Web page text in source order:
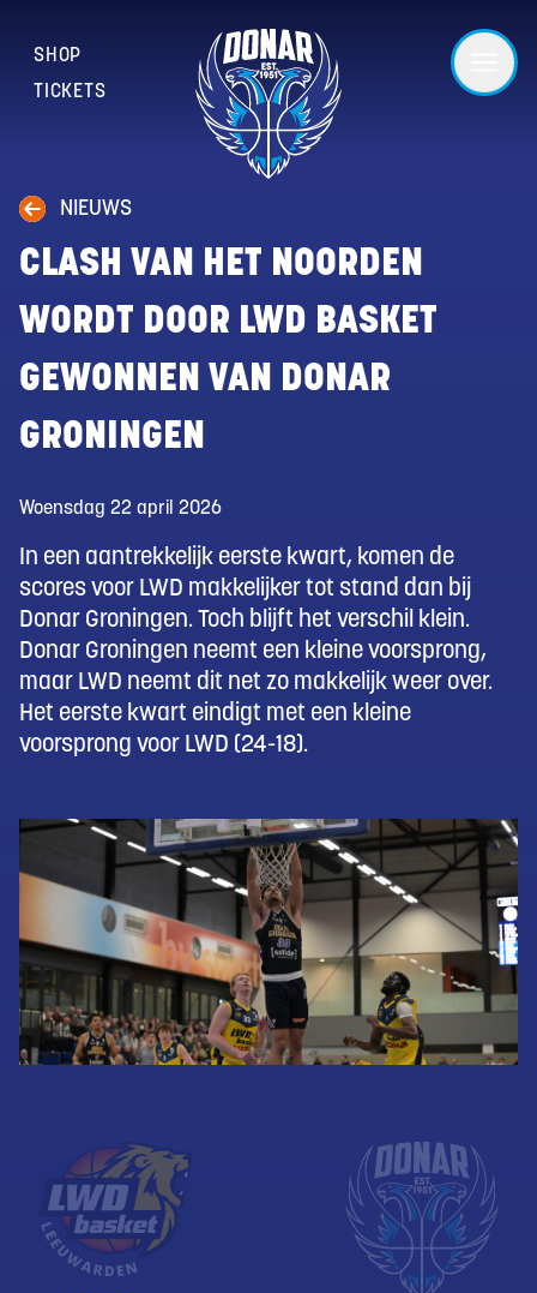
SHOP
TICKETS
NIEUWS
CLASH VAN HET NOORDEN
WORDT DOOR LWD BASKET
GEWONNEN VAN DONAR
GRONINGEN
Woensdag 22 april 2026
In een aantrekkelijk eerste kwart, komen de
scores voor LWD makkelijker tot stand dan bij
Donar Groningen. Toch blijft het verschil klein.
Donar Groningen neemt een kleine voorsprong,
maar LWD neemt dit net zo makkelijk weer over.
Het eerste kwart eindigt met een kleine
voorsprong voor LWD (24-18).